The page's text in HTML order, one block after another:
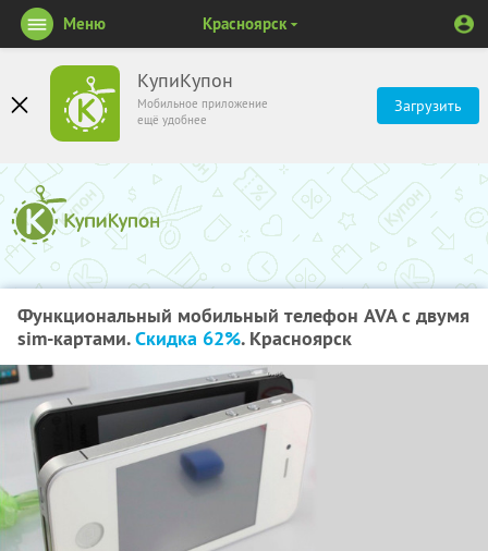
КупиКупон
Мобильное приложение
ещё удобнее
Загрузить
Меню Красноярск
Функциональный мобильный телефон AVA с двумя
sim-картами.Скидка 62%. Красноярск